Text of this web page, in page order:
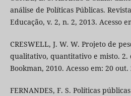
análise de Políticas Públicas.
Educação, v. 2, n. 2, 2013. Acesso
CRESWELL, J. W. W. Projeto de
qualitativo, quantitativo e misto. 2.
Bookman, 2010. Acesso em: 20 out.
FERNANDES, F. S. Políticas